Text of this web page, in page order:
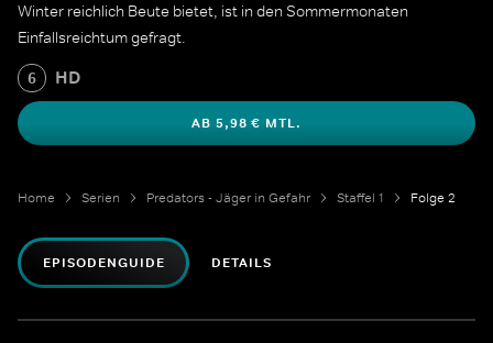
Winter reichlich Beute bietet, ist in den Sommermonaten
Einfallsreichtum gefragt.
6 HD
AB 5,98 € MTL.
Home Serien Predators - Jäger in Gefahr Staffel 1 Folge 2
EPISODENGUIDE DETAILS